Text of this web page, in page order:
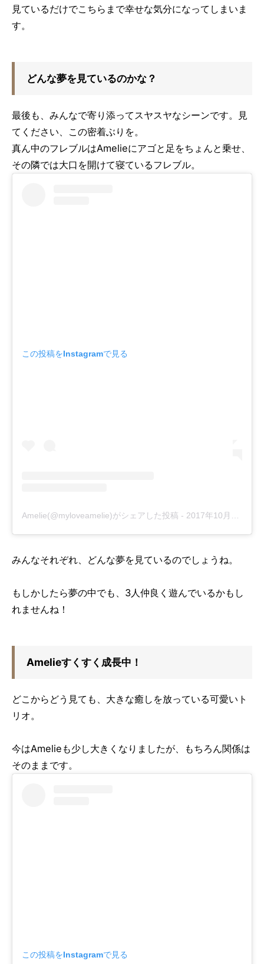
見ているだけでこちらまで幸せな気分になってしまいま
す。
どんな夢を見ているのかな？
最後も、みんなで寄り添ってスヤスヤなシーンです。見
てください、この密着ぶりを。
真ん中のフレブルはAmelieにアゴと足をちょんと乗せ、
その隣では大口を開けて寝ているフレブル。
この投稿をInstagramで見る
Amelie(@myloveamelie)がシェアした投稿 - 2017年10月月6日午前8時45分PDT
みんなそれぞれ、どんな夢を見ているのでしょうね。
もしかしたら夢の中でも、3人仲良く遊んでいるかもし
れませんね！
Amelieすくすく成長中！
どこからどう見ても、大きな癒しを放っている可愛いト
リオ。
今はAmelieも少し大きくなりましたが、もちろん関係は
そのままです。
この投稿をInstagramで見る